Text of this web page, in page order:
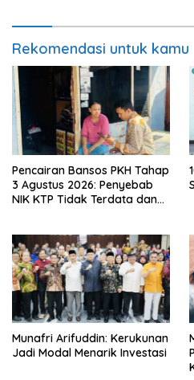
Rekomendasi untuk kamu
Pencairan Bansos PKH Tahap
3 Agustus 2026: Penyebab
NIK KTP Tidak Terdata dan
Munafri Arifuddin: Kerukunan
Jadi Modal Menarik Investasi